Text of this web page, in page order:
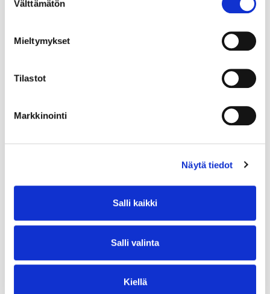
valinta
Välttämätön
Mieltymykset
Tilastot
Markkinointi
Näytä tiedot
Salli kaikki
Salli valinta
Kiellä